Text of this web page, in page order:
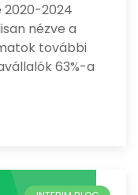
2020-2024
nézve a
további
63%-a